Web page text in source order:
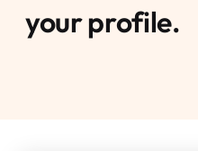
your profile.